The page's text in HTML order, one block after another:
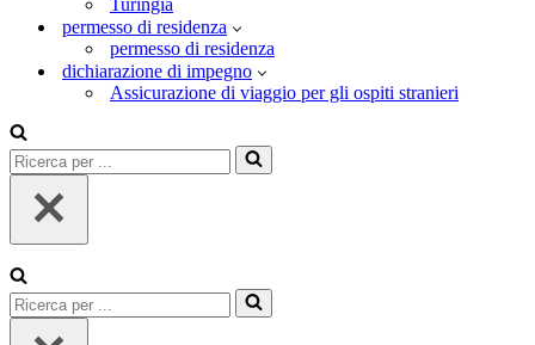
Turingia
permesso di residenza
permesso di residenza
dichiarazione di impegno
Assicurazione di viaggio per gli ospiti stranieri
Ricerca
per
Ricerca
per